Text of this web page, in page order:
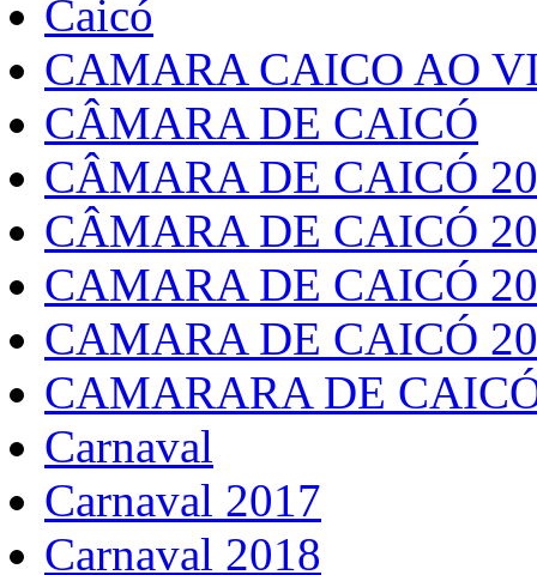
Caicó
CAMARA CAICO AO
CÂMARA DE CAICÓ
CÂMARA DE CAICÓ
CÂMARA DE CAICÓ
CAMARA DE CAICÓ
CAMARA DE CAICÓ
CAMARARA DE
Carnaval
Carnaval 2017
Carnaval 2018